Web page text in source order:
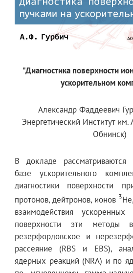
"Диагностика поверхности
ускорительном
Александр Фаддеевич
Энергетический Институт
Обнинск)
В докладе рассматриваются
базе ускорительного
диагностики поверхности
протонов, дейтронов, ионов 3He,
взаимодействия
поверхности эти методы
резерфордовское и
рассеяние (RBS и EBS),
ядерных реакций (NRA) и по